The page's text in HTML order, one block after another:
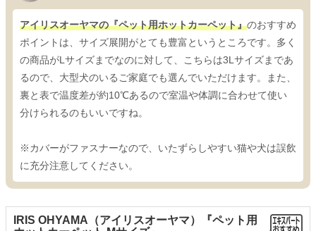
アイリスオーヤマの『ペット用ホットカーペット』のおすすめ
ポイントは、サイズ展開がとても豊富というところです。多く
の商品がLサイズまでなのに対して、こちらは3Lサイズまであ
るので、大型犬のいるご家庭でも選んでいただけます。また、
裏と表で温度差が約10℃あるので室温や体調に合わせて使い
分けられるのもいいですね。
※カバーがファスナーなので、いたずらしやすい猫や犬は誤飲
に充分注意してください。
IRIS OHYAMA（アイリスオーヤマ）『ペット用